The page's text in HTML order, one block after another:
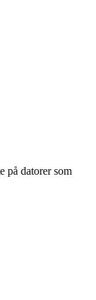
på datorer som